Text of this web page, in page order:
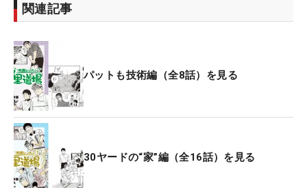
関連記事
パットも技術編（全8話）を見る
30ヤードの“家”編（全16話）を見る